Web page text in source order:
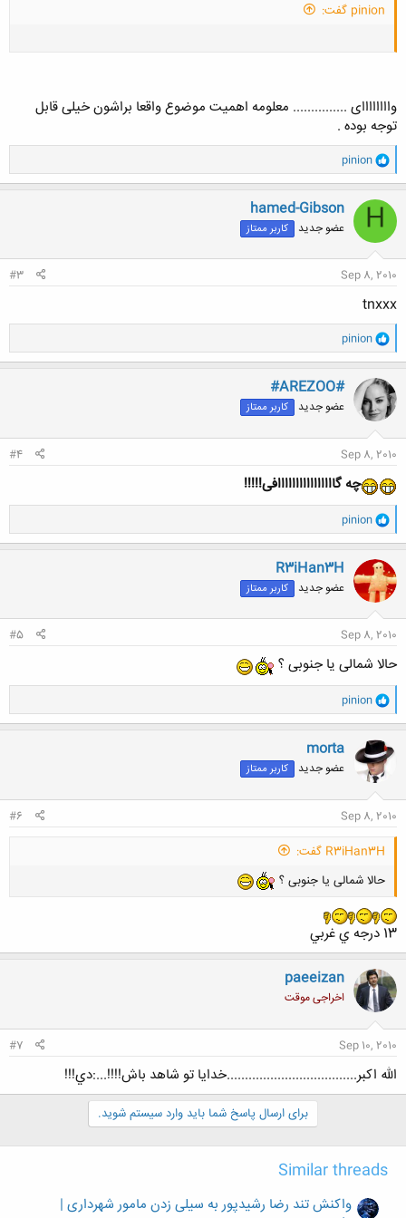
pinion گفت:
واااااااای ............... معلومه اهمیت موضوع واقعا براشون خیلی قابل
توجه بوده .
و
ا
ک
ن
ش
ه
ا
pinion
H
hamed-Gibson
عضو جدید کاربر ممتاز
Sep 8, 2010
#3
tnxxx
و
ا
ک
ن
ش
ه
ا
pinion
#AREZOO#
عضو جدید کاربر ممتاز
Sep 8, 2010
#4
چه گاااااااااااااااافی!!!!!
و
ا
ک
ن
ش
ه
ا
pinion
R3iHan3H
عضو جدید کاربر ممتاز
Sep 8, 2010
#5
حالا شمالی یا جنوبی ؟
و
ا
ک
ن
ش
ه
ا
pinion
morta
عضو جدید کاربر ممتاز
Sep 8, 2010
#6
R3iHan3H گفت:
حالا شمالی یا جنوبی ؟
13 درجه ي غربي
paeeizan
اخراجی موقت
Sep 10, 2010
#7
الله اكبر....................................خدايا تو شاهد باش!!!!...:دي!!!
برای ارسال پاسخ شما باید وارد سیستم شوید.
Similar threads
واکنش تند رضا رشیدپور به سیلی زدن مامور شهرداری |